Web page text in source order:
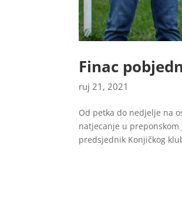
Finac
ruj 21, 2021
Od petka do nedjelje na
natjecanje u
predsjednik Konjičkog